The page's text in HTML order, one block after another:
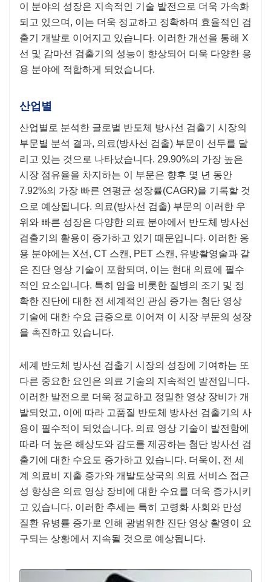
이 분야의 성장은 지속적인 기술 발전으로 더욱 가속화
되고 있으며, 이는 더욱 정교하고 정확하며 효율적인 검
출기 개발로 이어지고 있습니다. 이러한 개선을 통해 X
선 및 감마선 검출기의 성능이 향상되어 더욱 다양한 응
용 분야에 적합하게 되었습니다.
산업별
산업별로 분석한 글로벌 반도체 방사선 검출기 시장의
부문별 분석 결과, 의료(방사선 검출) 부문이 선두를 달
리고 있는 것으로 나타났습니다. 29.90%의 가장 높은
시장 점유율을 차지하는 이 부문은 향후 몇 년 동안
7.92%의 가장 빠른 연평균 성장률(CAGR)을 기록할 것
으로 예상됩니다. 의료(방사선 검출) 부문의 이러한 우
위와 빠른 성장은 다양한 의료 분야에서 반도체 방사선
검출기의 활용이 증가하고 있기 때문입니다. 이러한 응
용 분야에는 X선, CT 스캔, PET 스캔, 유방촬영술과 같
은 진단 영상 기술이 포함되며, 이는 현대 의료에 필수
적인 요소입니다. 특히 암을 비롯한 질병의 조기 및 정
확한 진단에 대한 전 세계적인 관심 증가는 첨단 영상
기술에 대한 수요 급증으로 이어져 이 시장 부문의 성장
을 촉진하고 있습니다.
세계 반도체 방사선 검출기 시장의 성장에 기여하는 또
다른 중요한 요인은 의료 기술의 지속적인 발전입니다.
이러한 발전으로 더욱 정교하고 정밀한 영상 장비가 개
발되었고, 이에 따라 고품질 반도체 방사선 검출기의 사
용이 필수적이 되었습니다. 의료 영상 기술이 발전함에
따라 더 높은 해상도와 감도를 제공하는 첨단 방사선 검
출기에 대한 수요도 증가하고 있습니다. 더욱이, 전 세
계 의료비 지출 증가와 개발도상국의 의료 서비스 접근
성 향상은 의료 영상 장비에 대한 수요를 더욱 증가시키
고 있습니다. 이러한 추세는 특히 고령화 사회와 만성
질환 유병률 증가로 인해 광범위한 진단 영상 촬영이 요
구되는 상황에서 지속될 것으로 예상됩니다.